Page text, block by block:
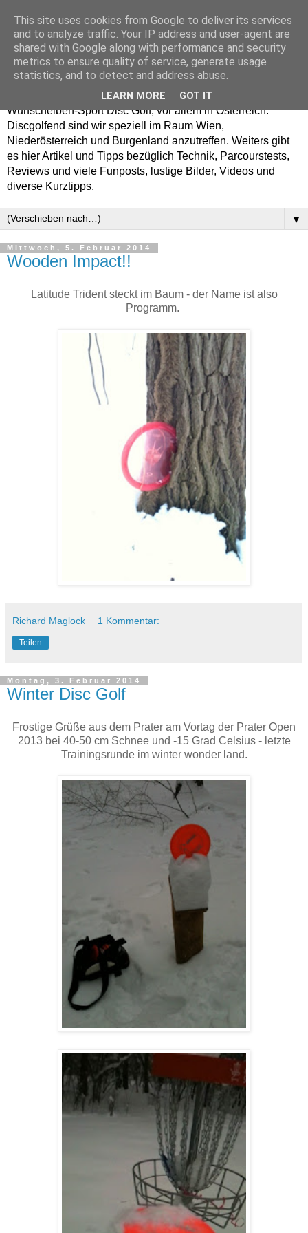
Enjoy Disc Golf and let
your Putterfly
Auf putterfly.at dreht sich alles um den Frisbee- bzw.
Wurfscheiben-Sport Disc Golf, vor allem in Österreich.
Discgolfend sind wir speziell im Raum Wien,
Niederösterreich und Burgenland anzutreffen. Weiters gibt
es hier Artikel und Tipps bezüglich Technik, Parcourstests,
Reviews und viele Funposts, lustige Bilder, Videos und
diverse Kurztipps.
▼
Mittwoch, 5. Februar 2014
Wooden Impact!!
Latitude Trident steckt im Baum - der Name ist also
Programm.
Richard Maglock 1 Kommentar:
Teilen
Montag, 3. Februar 2014
Winter Disc Golf
Frostige Grüße aus dem Prater am Vortag der Prater Open
2013 bei 40-50 cm Schnee und -15 Grad Celsius - letzte
Trainingsrunde im winter wonder land.
This site uses cookies from Google to deliver its services
and to analyze traffic. Your IP address and user-agent are
shared with Google along with performance and security
metrics to ensure quality of service, generate usage
statistics, and to detect and address abuse.
LEARN MORE GOT IT